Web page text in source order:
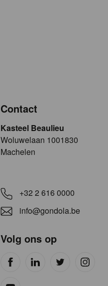
Contact
Kasteel Beaulieu
​​​Woluwelaan 1001830
Machelen
+32 2 616 0000
info@gondola.be
Volg ons op